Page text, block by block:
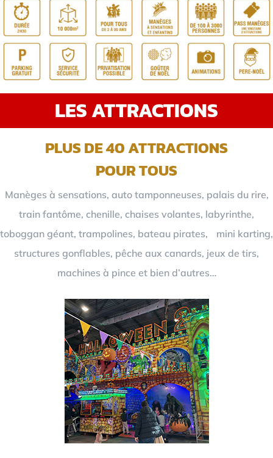
LES ATTRACTIONS
PLUS DE 40 ATTRACTIONS
POUR TOUS
Manèges à sensations, auto tamponneuses, palais du rire,
train fantôme, chenille, chaises volantes, labyrinthe,
toboggan géant, trampolines, bateau pirates, mini karting,
structures gonflables, pêche aux canards, jeux de tirs,
machines à pince et bien d’autres…